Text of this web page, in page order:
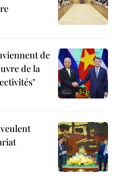
de
de la